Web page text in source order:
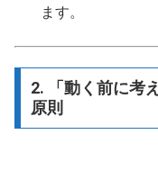
ます。
2. 「動く前に考
原則